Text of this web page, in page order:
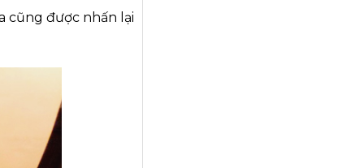
cũng được nhấn lại